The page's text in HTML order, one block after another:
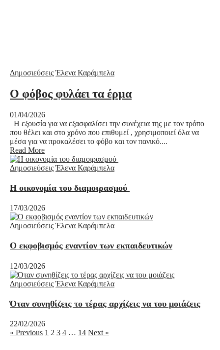
Δημοσιεύσεις Έλενα Καράμπελα
Ο φόβος φυλάει τα έρμα
01/04/2026
Η εξουσία για να εξασφαλίσει την συνέχεια της με τον τρόπο
που θέλει και στο χρόνο που επιθυμεί , χρησιμοποιεί όλα να
μέσα για να προκαλέσει το φόβο και τον πανικό....
Read More
Δημοσιεύσεις Έλενα Καράμπελα
Η οικονομία του διαμοιρασμού
17/03/2026
Δημοσιεύσεις Έλενα Καράμπελα
Ο εκφοβισμός εναντίον των εκπαιδευτικών
12/03/2026
Δημοσιεύσεις Έλενα Καράμπελα
Όταν συνηθίζεις το τέρας αρχίζεις να του μοιάζεις
22/02/2026
« Previous 1 2 3 4 … 14 Next »